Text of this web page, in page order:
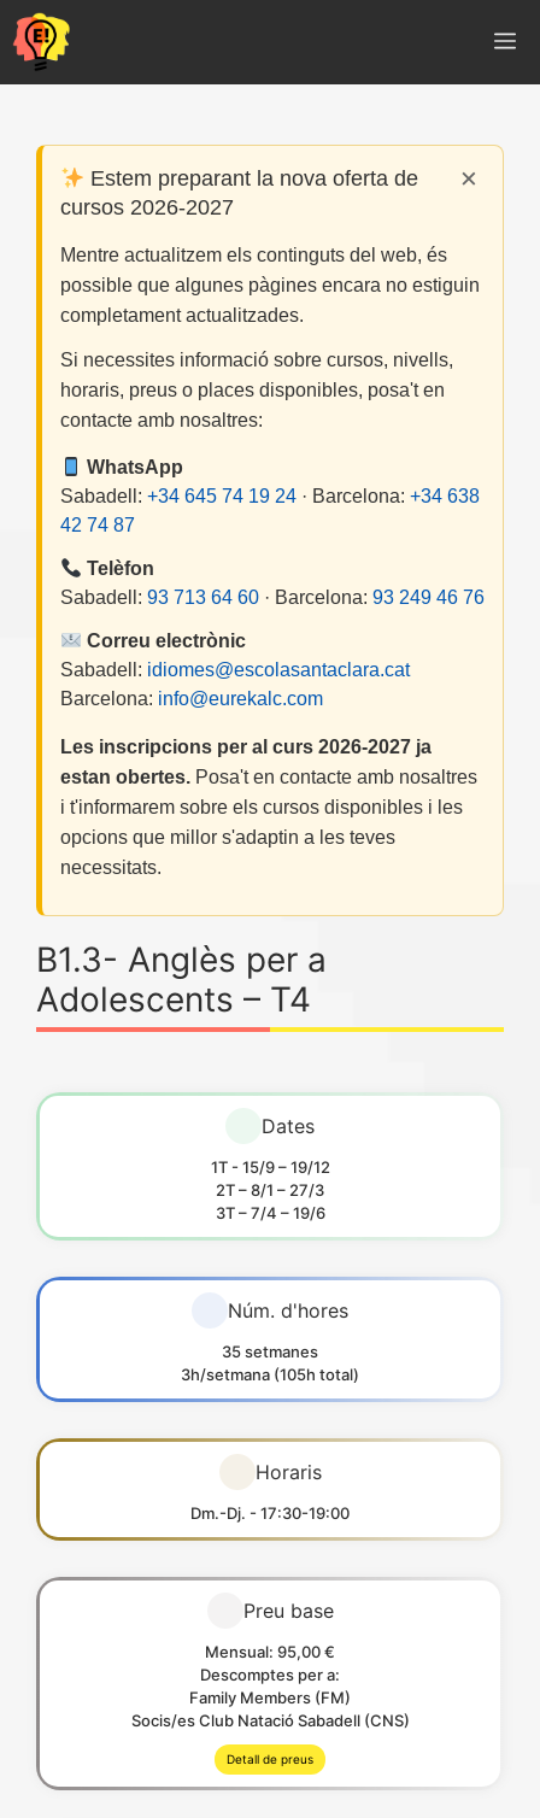
Vés
al
contingut
×
Estem preparant la nova oferta de
cursos 2026-2027
Mentre actualitzem els continguts del web, és
possible que algunes pàgines encara no estiguin
completament actualitzades.
Si necessites informació sobre cursos, nivells,
horaris, preus o places disponibles, posa't en
contacte amb nosaltres:
WhatsApp
Sabadell: +34 645 74 19 24 · Barcelona: +34 638
42 74 87
Telèfon
Sabadell: 93 713 64 60 · Barcelona: 93 249 46 76
Correu electrònic
Sabadell: idiomes@escolasantaclara.cat
Barcelona: info@eurekalc.com
Les inscripcions per al curs 2026-2027 ja
estan obertes. Posa't en contacte amb nosaltres
i t'informarem sobre els cursos disponibles i les
opcions que millor s'adaptin a les teves
necessitats.
B1.3- Anglès per a
Adolescents – T4
Dates
1T - 15/9 – 19/12
2T – 8/1 – 27/3
3T – 7/4 – 19/6
Núm. d'hores
35 setmanes
3h/setmana (105h total)
Horaris
Dm.-Dj. - 17:30-19:00
Preu base
Mensual: 95,00 €
Descomptes per a:
Family Members (FM)
Socis/es Club Natació Sabadell (CNS)
Detall de preus